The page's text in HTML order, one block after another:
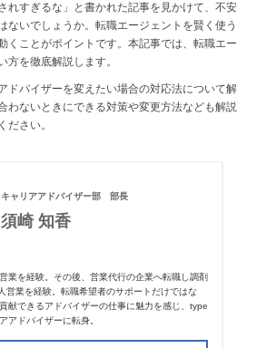
れすぎるな」と書かれた記事を見かけて、不安
ないでしょうか。転職エージェントを賢く使う
くことがポイントです。本記事では、転職エー
方を徹底解説します。
ドバイザーを変えたい場合の対応法について解
わないときにできる対策や変更方法なども解説
ださい。
キャリアアドバイザー部 部長
須崎 知香
業を経験。その後、営業代行の企業へ転職し調剤
営業を経験。転職希望者のサポートだけではな
献できるアドバイザーの仕事に魅力を感じ、type
アドバイザーに転身。